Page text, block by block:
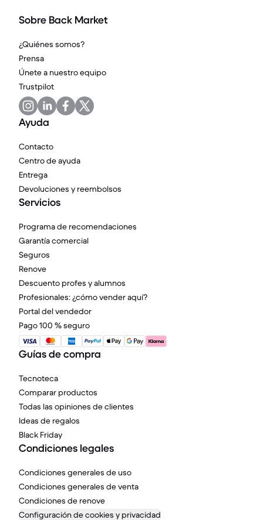
Sobre Back Market
¿Quiénes somos?
Prensa
Únete a nuestro equipo
Trustpilot
Ayuda
Contacto
Centro de ayuda
Entrega
Devoluciones y reembolsos
Servicios
Programa de recomendaciones
Garantía comercial
Seguros
Renove
Descuento profes y alumnos
Profesionales: ¿cómo vender aquí?
Portal del vendedor
Pago 100 % seguro
Guías de compra
Tecnoteca
Comparar productos
Todas las opiniones de clientes
Ideas de regalos
Black Friday
Condiciones legales
Condiciones generales de uso
Condiciones generales de venta
Condiciones de renove
Configuración de cookies y privacidad